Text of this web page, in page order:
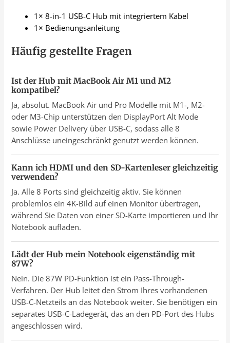
1× 8-in-1 USB-C Hub mit integriertem Kabel
1× Bedienungsanleitung
Häufig gestellte Fragen
Ist der Hub mit MacBook Air M1 und M2
kompatibel?
Ja, absolut. MacBook Air und Pro Modelle mit M1-, M2-
oder M3-Chip unterstützen den DisplayPort Alt Mode
sowie Power Delivery über USB-C, sodass alle 8
Anschlüsse uneingeschränkt genutzt werden können.
Kann ich HDMI und den SD-Kartenleser gleichzeitig
verwenden?
Ja. Alle 8 Ports sind gleichzeitig aktiv. Sie können
problemlos ein 4K-Bild auf einen Monitor übertragen,
während Sie Daten von einer SD-Karte importieren und Ihr
Notebook aufladen.
Lädt der Hub mein Notebook eigenständig mit
87W?
Nein. Die 87W PD-Funktion ist ein Pass-Through-
Verfahren. Der Hub leitet den Strom Ihres vorhandenen
USB-C-Netzteils an das Notebook weiter. Sie benötigen ein
separates USB-C-Ladegerät, das an den PD-Port des Hubs
angeschlossen wird.